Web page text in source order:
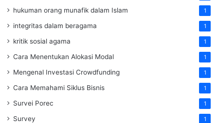
hukuman orang munafik dalam Islam 1
integritas dalam beragama 1
kritik sosial agama 1
Cara Menentukan Alokasi Modal 1
Mengenal Investasi Crowdfunding 1
Cara Memahami Siklus Bisnis 1
Survei Porec 1
Survey 1